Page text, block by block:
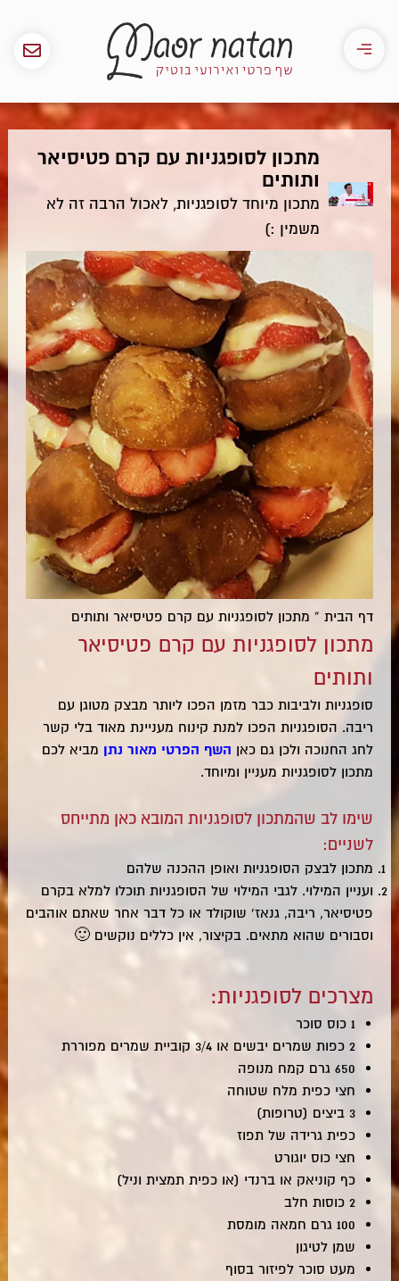
מתכון לסופגניות עם קרם פטיסיאר
ותותים
מתכון מיוחד לסופגניות, לאכול הרבה זה לא
משמין :)
דף הבית» מתכון לסופגניות עם קרם פטיסיאר ותותים
מתכון לסופגניות עם קרם פטיסיאר
ותותים
סופגניות ולביבות כבר מזמן הפכו ליותר מבצק מטוגן עם
ריבה. הסופגניות הפכו למנת קינוח מעניינת מאוד בלי קשר
לחג החנוכה ולכן גם כאן השף הפרטי מאור נתן מביא לכם
מתכון לסופגניות מעניין ומיוחד.
שימו לב שהמתכון לסופגניות המובא כאן מתייחס
לשניים:
מתכון לבצק הסופגניות ואופן ההכנה שלהם
ועניין המילוי. לגבי המילוי של הסופגניות תוכלו למלא בקרם
פטיסיאר, ריבה, גנאז' שוקולד או כל דבר אחר שאתם אוהבים
וסבורים שהוא מתאים. בקיצור, אין כללים נוקשים 🙂
מצרכים לסופגניות:
1 כוס סוכר
2 כפות שמרים יבשים או 3/4 קוביית שמרים מפוררת
650 גרם קמח מנופה
חצי כפית מלח שטוחה
3 ביצים (טרופות)
כפית גרידה של תפוז
חצי כוס יוגורט
כף קוניאק או ברנדי (או כפית תמצית וניל)
2 כוסות חלב
100 גרם חמאה מומסת
שמן לטיגון
מעט סוכר לפיזור בסוף